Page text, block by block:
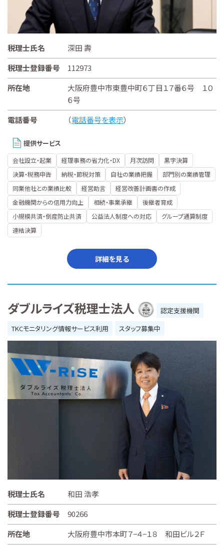
税理士氏名
深田 壽
税理士登録番号
112973
所在地
大阪府豊中市東豊中町６丁目１７番６号 １０
６号
電話番号
（電話番号を表示）
提供サービス
会社設立・起業 経理事務の省力化・DX 月次訪問
黒字決算
決算・税務申告
納税・節税対策 自社の業績把握
部門別の業績管理
同業他社との業績比較
経営助言
経営改善計画書の作成
金融機関からの信用力向上
相続・事業承継
後継者育成
小規模共済・倒産防止共済
公益法人制度への対応
グループ通算制度
連結決算
詳細を見る
ダブルライズ税理士法人
認定支援機関
TKCモニタリング情報サービス利用
スタッフ募集中
税理士氏名
和田 浩孝
税理士登録番号
90266
所在地
大阪府豊中市本町７−４−１８ 和田ビル２Ｆ